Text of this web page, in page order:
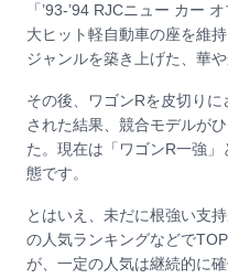
「’93-’94 RJCニュー カー
大ヒット軽自動車の座を維
ジャンルを築き上げた、華
その後、ワゴンRを皮切り
された結果、競合モデルが
た。現在は「ワゴンR一強
態です。
とはいえ、未だに根強い支
の人気ランキングなどで
が、一定の人気は継続的に確